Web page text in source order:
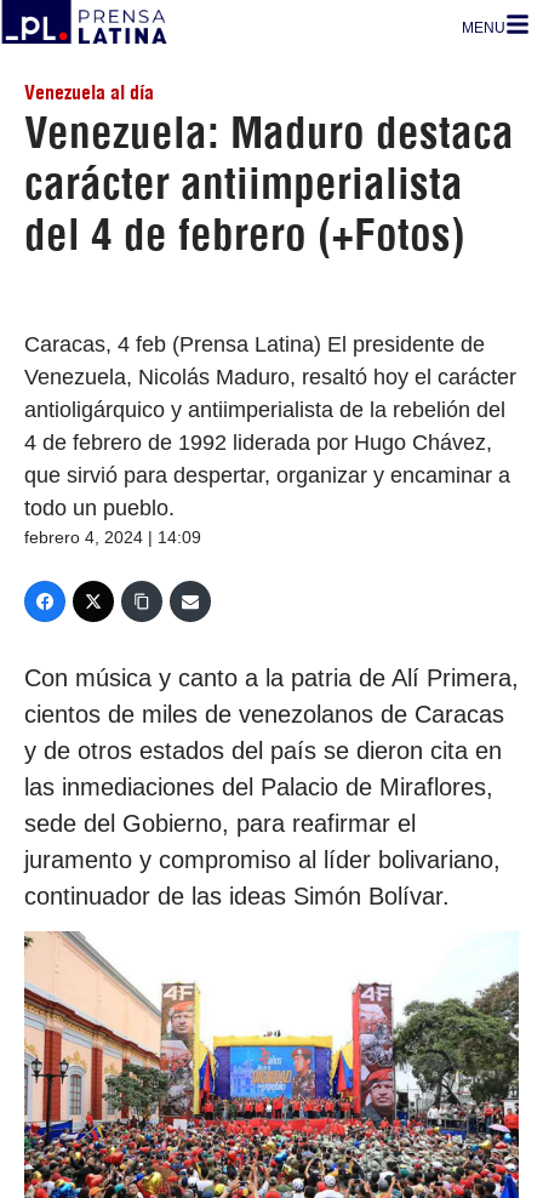
MENU
Venezuela al día
Venezuela: Maduro destaca
carácter antiimperialista
del 4 de febrero (+Fotos)
Caracas, 4 feb (Prensa Latina) El presidente de
Venezuela, Nicolás Maduro, resaltó hoy el carácter
antioligárquico y antiimperialista de la rebelión del
4 de febrero de 1992 liderada por Hugo Chávez,
que sirvió para despertar, organizar y encaminar a
todo un pueblo.
febrero 4, 2024 | 14:09
Con música y canto a la patria de Alí Primera,
cientos de miles de venezolanos de Caracas
y de otros estados del país se dieron cita en
las inmediaciones del Palacio de Miraflores,
sede del Gobierno, para reafirmar el
juramento y compromiso al líder bolivariano,
continuador de las ideas Simón Bolívar.